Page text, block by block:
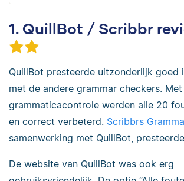
1. QuillBot / Scribbr
QuillBot presteerde uitzonderlijk goed
met de andere grammar checkers.
grammaticacontrole werden alle 20
en correct verbeterd. Scribbrs
samenwerking met QuillBot,
De website van QuillBot was ook erg